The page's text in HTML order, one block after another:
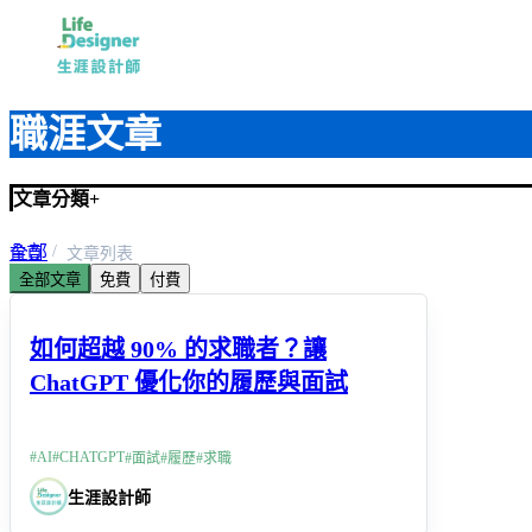
職涯文章
文章分類+
全部
求職技巧
首頁
文章列表
全部文章
免費 付費
如何超越 90% 的求職者？讓
ChatGPT 優化你的履歷與面試
#AI#CHATGPT#面試#履歷#求職
生涯設計師